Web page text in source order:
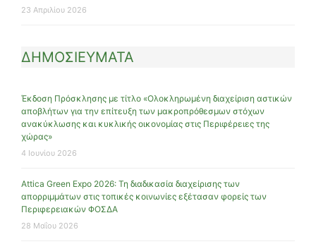
23 Απριλίου 2026
ΔΗΜΟΣΙΕΥΜΑΤΑ
Έκδοση Πρόσκλησης με τίτλο «Ολοκληρωμένη διαχείριση αστικών
αποβλήτων για την επίτευξη των μακροπρόθεσμων στόχων
ανακύκλωσης και κυκλικής οικονομίας στις Περιφέρειες της
χώρας»
4 Ιουνίου 2026
Attica Green Expo 2026: Τη διαδικασία διαχείρισης των
απορριμμάτων στις τοπικές κοινωνίες εξέτασαν φορείς των
Περιφερειακών ΦΟΣΔΑ
28 Μαΐου 2026